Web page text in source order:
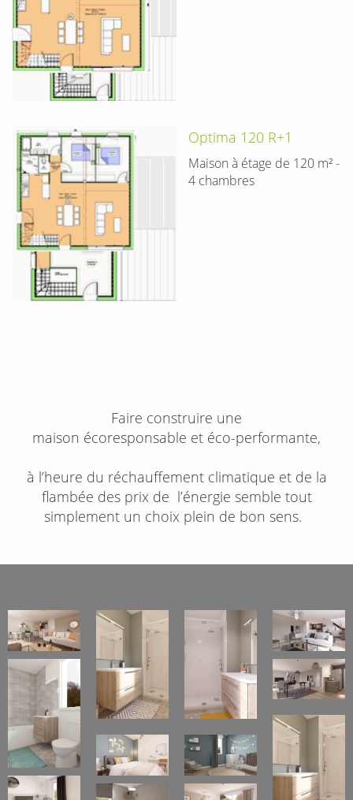
Optima 120 R+1
Maison à étage de 120 m² -
4 chambres
Faire construire une
maison écoresponsable et éco-performante,
à l’heure du réchauffement climatique et de la
flambée des prix de l’énergie semble tout
simplement un choix plein de bon sens.